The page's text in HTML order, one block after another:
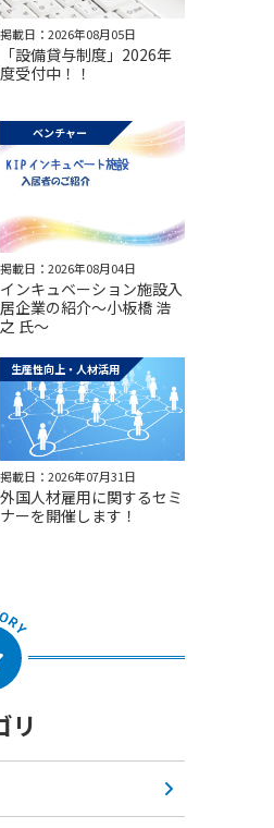
掲載日：2026年08月05日
「設備貸与制度」2026年
度受付中！！
ベンチャー
掲載日：2026年08月04日
インキュベーション施設入
居企業の紹介～小板橋 浩
之 氏～
生産性向上・人材活用
掲載日：2026年07月31日
外国人材雇用に関するセミ
ナーを開催します！
リ